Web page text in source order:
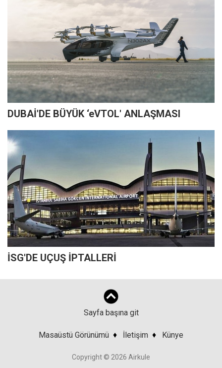
DUBAİ'DE BÜYÜK ‘eVTOL' ANLAŞMASI
İSG'DE UÇUŞ İPTALLERİ
Sayfa başına git
Masaüstü Görünümü ♦ İletişim ♦ Künye
Copyright © 2026 Airkule